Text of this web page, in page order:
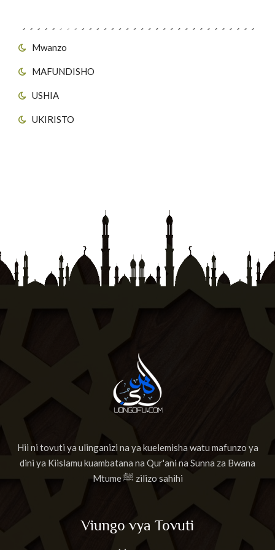
Mwanzo
MAFUNDISHO
USHIA
UKIRISTO
Hii ni tovuti ya ulinganizi na ya kuelemisha watu mafunzo ya
dini ya Kiislamu kuambatana na Qur'ani na Sunna za Bwana
Mtume ﷺ zilizo sahihi
Viungo vya Tovuti